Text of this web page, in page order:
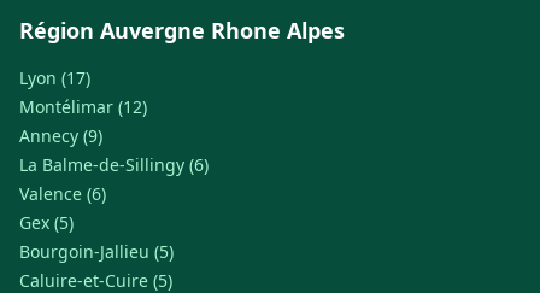
Région Auvergne Rhone Alpes
Lyon (17)
Montélimar (12)
Annecy (9)
La Balme-de-Sillingy (6)
Valence (6)
Gex (5)
Bourgoin-Jallieu (5)
Caluire-et-Cuire (5)